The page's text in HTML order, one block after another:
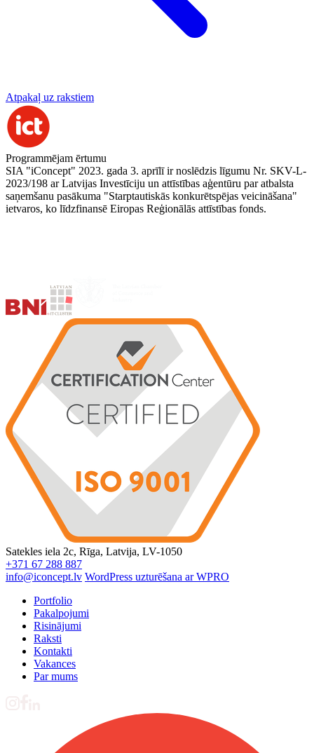
Atpakaļ uz rakstiem
Programmējam ērtumu
SIA "iConcept" 2023. gada 3. aprīlī ir noslēdzis līgumu Nr. SKV-L-
2023/198 ar Latvijas Investīciju un attīstības aģentūru par atbalsta
saņemšanu pasākuma "Starptautiskās konkurētspējas veicināšana"
ietvaros, ko līdzfinansē Eiropas Reģionālās attīstības fonds.
Satekles iela 2c, Rīga, Latvija, LV-1050
+371 67 288 887
info@iconcept.lv WordPress uzturēšana ar WPRO
Portfolio
Pakalpojumi
Risinājumi
Raksti
Kontakti
Vakances
Par mums